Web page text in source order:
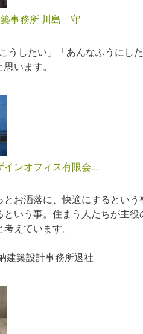
事務所 川島 守
うしたい」「あんなふうにし
います。
インオフィス有限会...
とお洒落に、快適にするとい
という事。住まう人たちが主
えています。
建築設計事務所退社